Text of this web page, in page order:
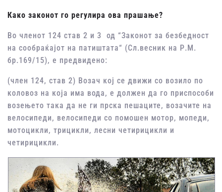
Како законот го регулира ова прашање?
Во членот 124 став 2 и 3 од “Законот за безбедност
на сообраќајот на патиштата“ (Сл.весник на Р.М.
бр.169/15), е предвидено:
(член 124, став 2) Возач кој се движи со возило по
коловоз на која има вода, е должен да го приспособи
возењето така да не ги прска пешаците, возачите на
велосипеди, велосипеди со помошен мотор, мопеди,
мотоцикли, трицикли, лесни четирицикли и
четирицикли.